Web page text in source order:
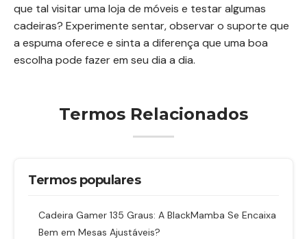
que tal visitar uma loja de móveis e testar algumas
cadeiras? Experimente sentar, observar o suporte que
a espuma oferece e sinta a diferença que uma boa
escolha pode fazer em seu dia a dia.
Termos Relacionados
Termos populares
Cadeira Gamer 135 Graus: A BlackMamba Se Encaixa
Bem em Mesas Ajustáveis?